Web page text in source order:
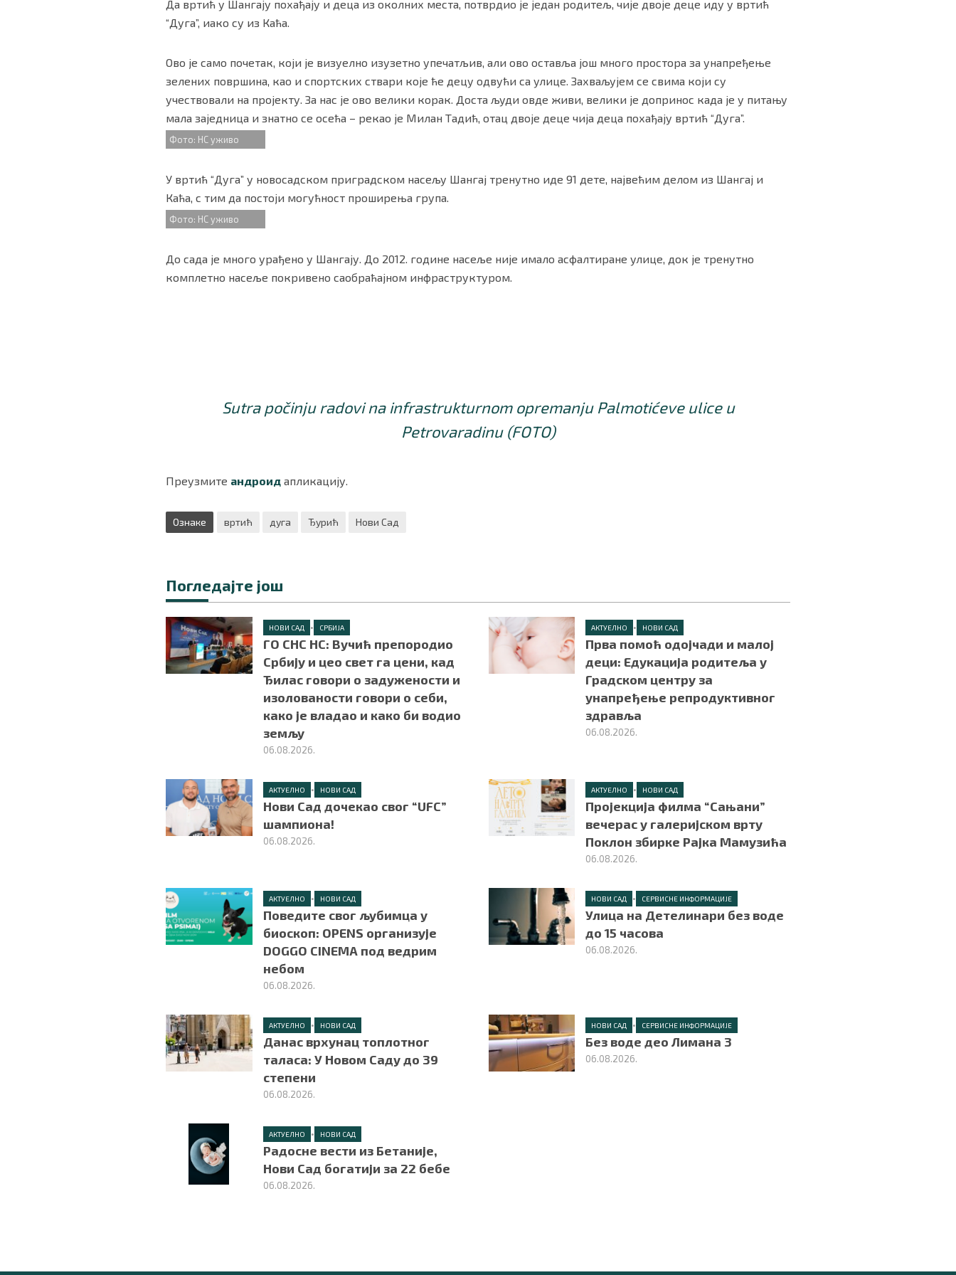
Да вртић у Шангају похађају и деца из околних места, потврдио је један родитељ, чије двоје деце иду у вртић
“Дуга”, иако су из Каћа.
Ово је само почетак, који је визуелно изузетно упечатљив, али ово оставља још много простора за унапређење
зелених површина, као и спортских ствари које ће децу одвући са улице. Захваљујем се свима који су
учествовали на пројекту. За нас је ово велики корак. Доста људи овде живи, велики је допринос када је у питању
мала заједница и знатно се осећа – рекао је Милан Тадић, отац двоје деце чија деца похађају вртић “Дуга”.
Фото: НС уживо
У вртић “Дуга” у новосадском приградском насељу Шангај тренутно иде 91 дете, највећим делом из Шангај и
Каћа, с тим да постоји могућност проширења група.
Фото: НС уживо
До сада је много урађено у Шангају. До 2012. године насеље није имало асфалтиране улице, док је тренутно
комплетно насеље покривено саобраћајном инфраструктуром.
Sutra počinju radovi na infrastrukturnom opremanju Palmotićeve ulice u
Petrovaradinu (FOTO)
Преузмите андроид апликацију.
Ознаке вртић дуга Ђурић Нови Сад
Погледајте још
НОВИ САД • СРБИЈА
ГО СНС НС: Вучић препородио
Србију и цео свет га цени, кад
Ђилас говори о задужености и
изолованости говори о себи,
како је владао и како би водио
земљу
06.08.2026.
АКТУЕЛНО • НОВИ САД
Прва помоћ одојчади и малој
деци: Едукација родитеља у
Градском центру за
унапређење репродуктивног
здравља
06.08.2026.
АКТУЕЛНО • НОВИ САД
Нови Сад дочекао свог “UFC”
шампиона!
06.08.2026.
АКТУЕЛНО • НОВИ САД
Пројекција филма “Сањани”
вечерас у галеријском врту
Поклон збирке Рајка Мамузића
06.08.2026.
АКТУЕЛНО • НОВИ САД
Поведите свог љубимца у
биоскоп: OPENS организује
DOGGO CINEMA под ведрим
небом
06.08.2026.
НОВИ САД • СЕРВИСНЕ ИНФОРМАЦИЈЕ
Улица на Детелинари без воде
до 15 часова
06.08.2026.
АКТУЕЛНО • НОВИ САД
Данас врхунац топлотног
таласа: У Новом Саду до 39
степени
06.08.2026.
НОВИ САД • СЕРВИСНЕ ИНФОРМАЦИЈЕ
Без воде део Лимана 3
06.08.2026.
АКТУЕЛНО • НОВИ САД
Радосне вести из Бетаније,
Нови Сад богатији за 22 бебе
06.08.2026.